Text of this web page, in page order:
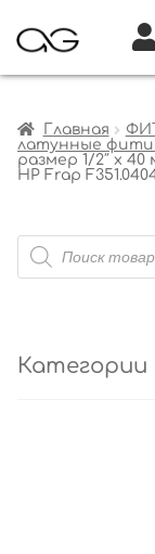
Главная
латунные
размер 1/2″ x
НР Frap
Поиск
товаров